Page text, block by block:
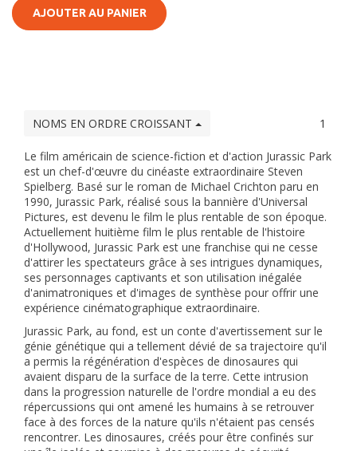
AJOUTER AU PANIER
NOMS EN ORDRE CROISSANT 1
Le film américain de science-fiction et d'action Jurassic Park
est un chef-d'œuvre du cinéaste extraordinaire Steven
Spielberg. Basé sur le roman de Michael Crichton paru en
1990, Jurassic Park, réalisé sous la bannière d'Universal
Pictures, est devenu le film le plus rentable de son époque.
Actuellement huitième film le plus rentable de l'histoire
d'Hollywood, Jurassic Park est une franchise qui ne cesse
d'attirer les spectateurs grâce à ses intrigues dynamiques,
ses personnages captivants et son utilisation inégalée
d'animatroniques et d'images de synthèse pour offrir une
expérience cinématographique extraordinaire.
Jurassic Park, au fond, est un conte d'avertissement sur le
génie génétique qui a tellement dévié de sa trajectoire qu'il
a permis la régénération d'espèces de dinosaures qui
avaient disparu de la surface de la terre. Cette intrusion
dans la progression naturelle de l'ordre mondial a eu des
répercussions qui ont amené les humains à se retrouver
face à des forces de la nature qu'ils n'étaient pas censés
rencontrer. Les dinosaures, créés pour être confinés sur